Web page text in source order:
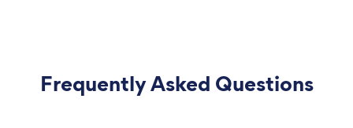
Frequently Asked Questions